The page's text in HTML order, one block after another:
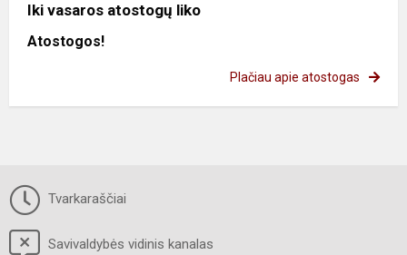
Iki vasaros atostogų liko
Atostogos!
Plačiau apie atostogas
Tvarkaraščiai
Savivaldybės vidinis kanalas